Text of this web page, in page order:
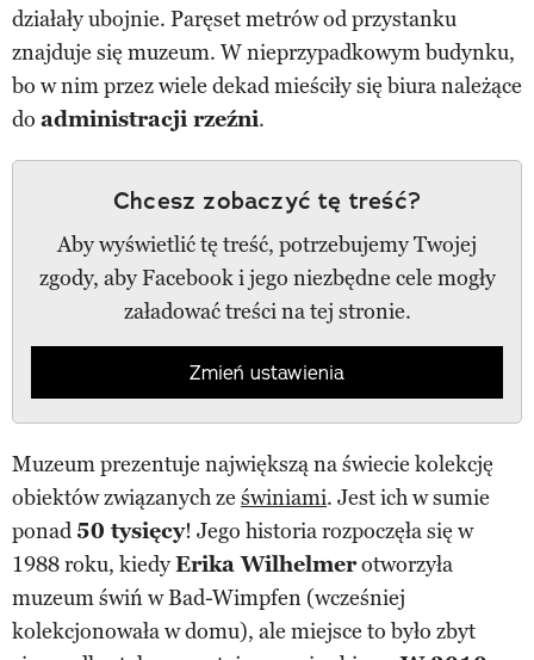
działały ubojnie. Paręset metrów od przystanku
znajduje się muzeum. W nieprzypadkowym budynku,
bo w nim przez wiele dekad mieściły się biura należące
do administracji rzeźni.
Chcesz zobaczyć tę treść?
Aby wyświetlić tę treść, potrzebujemy Twojej
zgody, aby Facebook i jego niezbędne cele mogły
załadować treści na tej stronie.
Zmień ustawienia
Muzeum prezentuje największą na świecie kolekcję
obiektów związanych ze świniami. Jest ich w sumie
ponad 50 tysięcy! Jego historia rozpoczęła się w
1988 roku, kiedyErika Wilhelmerotworzyła
muzeum świń w Bad-Wimpfen (wcześniej
kolekcjonowała w domu), ale miejsce to było zbyt